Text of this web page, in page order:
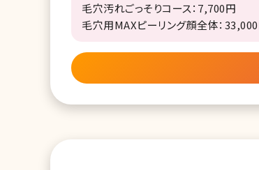
毛穴汚れごっそりコース：7,700円
毛穴用MAXピーリング顔全体：